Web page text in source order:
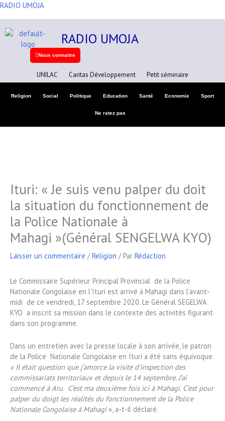
Aller
contenu
RADIO UMOJA
RADIO UMOJA
Nous connaitre
UNILAC Caritas Développement Petit séminaire
Religion Social Politique Education Santé Economie Sport
Ne ratez pas
Ituri: « Je suis venu palper du doit
la situation du fonctionnement de
la Police Nationale à
Mahagi »(Général SENGELWA KYO)
Laisser un commentaire /Religion / Par Rédaction
Le Commissaire Supérieur Principal Provincial de la Police
Nationale Congolaise en l’Ituri est arrivé à Mahagi dans l’avant-
midi de ce vendredi, 17 septembre 2020. Le Général SEGELWA
KYO a inscrit sa mission dans le contexte des activités figurant
dans son programme.
Dans un entretien avec la presse locale à son arrivée, le patron
de la Police Nationale Congolaise en Ituri a été sans équivoque.
« Il était question que j’amorce la visite d’inspection des
commissariats territoriaux et depuis le 14 septembre. J’ai
commencé à Aru. C’est ma deuxième fois ici à Mahagi. C’est pour
palper du doigt les réalités du fonctionnement de la Police
Nationale Congolaise à Mahagi», a-t-il déclaré.
A
r
c
e